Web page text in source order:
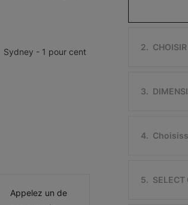
Sydney - 1 pour cent
Appelez un de
Gratuit
2.
3.
4.
5. SELECT